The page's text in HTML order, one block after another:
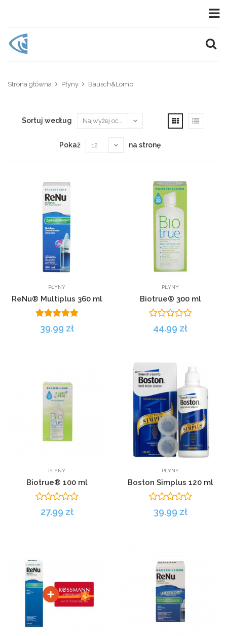
Strona główna Płyny Bausch&Lomb
Sortuj według
Pokaż na stronę
PŁYNY
ReNu® Multiplus 360 ml
39.99 zł
PŁYNY
Biotrue® 300 ml
44.99 zł
PŁYNY
Biotrue® 100 ml
27.99 zł
PŁYNY
Boston Simplus 120 ml
39.99 zł